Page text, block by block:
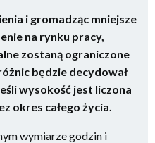
i gromadząc mniejsze
na rynku pracy,
zostaną ograniczone
będzie decydował
wysokość jest liczona
okres całego życia.
wymiarze godzin i